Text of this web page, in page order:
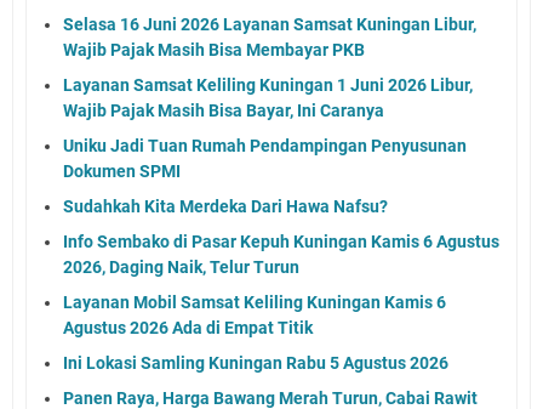
Selasa 16 Juni 2026 Layanan Samsat Kuningan Libur,
Wajib Pajak Masih Bisa Membayar PKB
Layanan Samsat Keliling Kuningan 1 Juni 2026 Libur,
Wajib Pajak Masih Bisa Bayar, Ini Caranya
Uniku Jadi Tuan Rumah Pendampingan Penyusunan
Dokumen SPMI
Sudahkah Kita Merdeka Dari Hawa Nafsu?
Info Sembako di Pasar Kepuh Kuningan Kamis 6 Agustus
2026, Daging Naik, Telur Turun
Layanan Mobil Samsat Keliling Kuningan Kamis 6
Agustus 2026 Ada di Empat Titik
Ini Lokasi Samling Kuningan Rabu 5 Agustus 2026
Panen Raya, Harga Bawang Merah Turun, Cabai Rawit